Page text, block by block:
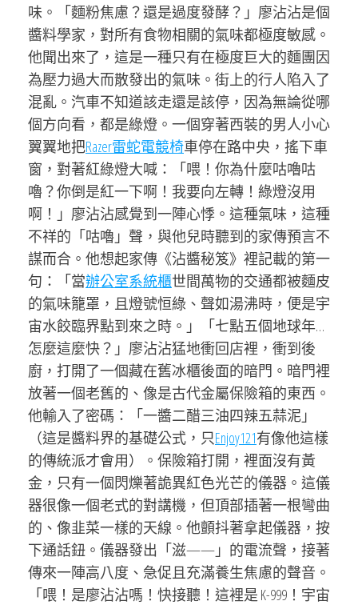
味。「麵粉焦慮？還是過度發酵？」廖沾沾是個
醬料學家，對所有食物相關的氣味都極度敏感。
他聞出來了，這是一種只有在極度巨大的麵團因
為壓力過大而散發出的氣味。街上的行人陷入了
混亂。汽車不知道該走還是該停，因為無論從哪
個方向看，都是綠燈。一個穿著西裝的男人小心
翼翼地把Razer雷蛇電競椅車停在路中央，搖下車
窗，對著紅綠燈大喊：「喂！你為什麼咕嚕咕
嚕？你倒是紅一下啊！我要向左轉！綠燈沒用
啊！」廖沾沾感覺到一陣心悸。這種氣味，這種
不祥的「咕嚕」聲，與他兒時聽到的家傳預言不
謀而合。他想起家傳《沾醬秘笈》裡記載的第一
句：「當辦公室系統櫃世間萬物的交通都被麵皮
的氣味籠罩，且燈號恒綠、聲如湯沸時，便是宇
宙水餃臨界點到來之時。」「七點五個地球年…
怎麼這麼快？」廖沾沾猛地衝回店裡，衝到後
廚，打開了一個藏在舊冰櫃後面的暗門。暗門裡
放著一個老舊的、像是古代金屬保險箱的東西。
他輸入了密碼：「一醬二醋三油四辣五蒜泥」
（這是醬料界的基礎公式，只Enjoy121有像他這樣
的傳統派才會用）。保險箱打開，裡面沒有黃
金，只有一個閃爍著詭異紅色光芒的儀器。這儀
器很像一個老式的對講機，但頂部插著一根彎曲
的、像韭菜一樣的天線。他顫抖著拿起儀器，按
下通話鈕。儀器發出「滋——」的電流聲，接著
傳來一陣高八度、急促且充滿養生焦慮的聲音。
「喂！是廖沾沾嗎！快接聽！這裡是 K-999！宇宙